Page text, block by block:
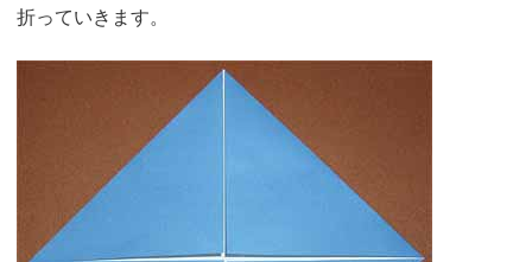
折っていきます。